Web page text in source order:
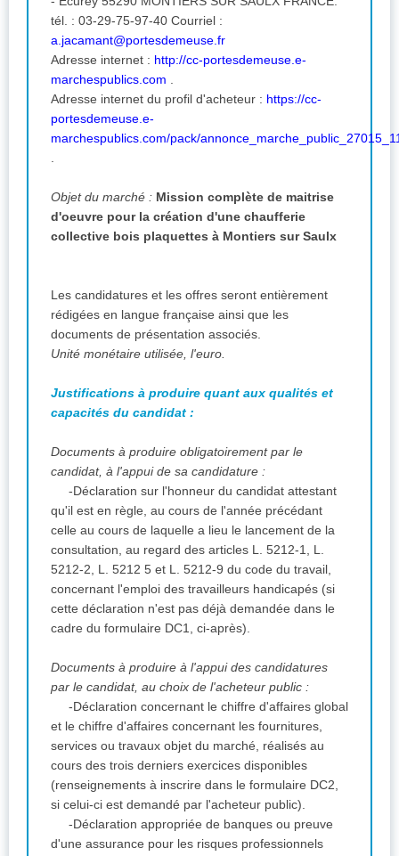
tél. : 03-29-75-97-40 Courriel :
a.jacamant@portesdemeuse.fr
Adresse internet : http://cc-portesdemeuse.e-
marchespublics.com
Adresse internet du profil d'acheteur : https://cc-
portesdemeuse.e-
marchespublics.com/pack/
Objet du marché : Mission complète de maitrise
d'oeuvre pour la création d'une chaufferie
collective bois plaquettes à Montiers sur Saulx
Les candidatures et les offres seront entièrement
rédigées en langue française ainsi que les
documents de présentation associés.
Unité monétaire utilisée, l'euro.
Justifications à produire quant aux qualités et
capacités du candidat :
Documents à produire obligatoirement par le
candidat, à l'appui de sa candidature :
-Déclaration sur l'honneur du candidat attestant
qu'il est en règle, au cours de l'année précédant
celle au cours de laquelle a lieu le lancement de la
consultation, au regard des articles L. 5212-1, L.
5212-2, L. 5212 5 et L. 5212-9 du code du travail,
concernant l'emploi des travailleurs handicapés (si
cette déclaration n'est pas déjà demandée dans le
cadre du formulaire DC1, ci-après).
Documents à produire à l'appui des candidatures
par le candidat, au choix de l'acheteur public :
-Déclaration concernant le chiffre d'affaires global
et le chiffre d'affaires concernant les fournitures,
services ou travaux objet du marché, réalisés au
cours des trois derniers exercices disponibles
(renseignements à inscrire dans le formulaire DC2,
si celui-ci est demandé par l'acheteur public).
-Déclaration appropriée de banques ou preuve
d'une assurance pour les risques professionnels